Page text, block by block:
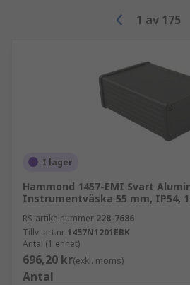
1 av 175
I lager
Hammond 1457-EMI Svart
Instrumentväska 55 mm, IP54,
RS-artikelnummer 228-7686
Tillv. art.nr 1457N1201EBK
Antal (1 enhet)
696,20 kr(exkl. moms)
Antal